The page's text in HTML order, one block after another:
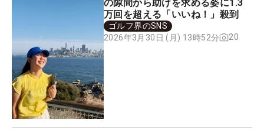
の隙間から助けを求める姿に1.3
万回を超える「いいね！」殺到
ゴルフ界のSNS
2026年3月30日 (月) 13時52分
20